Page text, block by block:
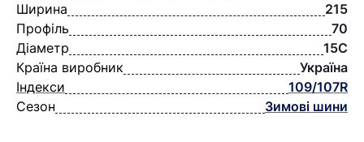
Ширина
215
Профіль
70
Діаметр
15C
Країна виробник
Україна
Індекси
109/107R
Сезон
Зимові шини